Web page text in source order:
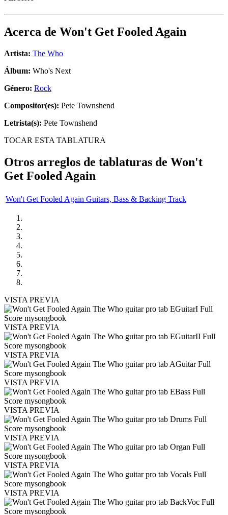
Acerca de Won't Get Fooled Again
Artista: The Who
Álbum: Who's Next
Género: Rock
Compositor(es): Pete Townshend
Letrista(s): Pete Townshend
TOCAR ESTA TABLATURA
Otros arreglos de tablaturas de Won't
Get Fooled Again
Won't Get Fooled Again Guitars, Bass & Backing Track
VISTA PREVIA
VISTA PREVIA
VISTA PREVIA
VISTA PREVIA
VISTA PREVIA
VISTA PREVIA
VISTA PREVIA
VISTA PREVIA